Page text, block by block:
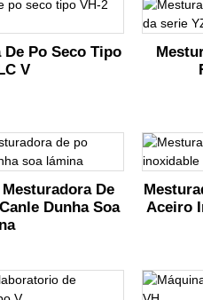
Po Seco Tipo
V
De
Dunha Soa
Aceiro